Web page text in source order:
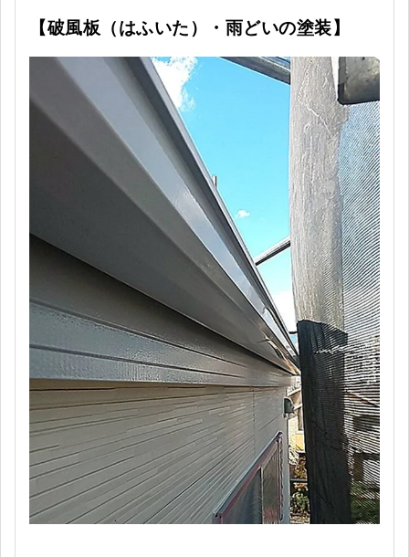
【破風板（はふいた）・雨どいの塗装】